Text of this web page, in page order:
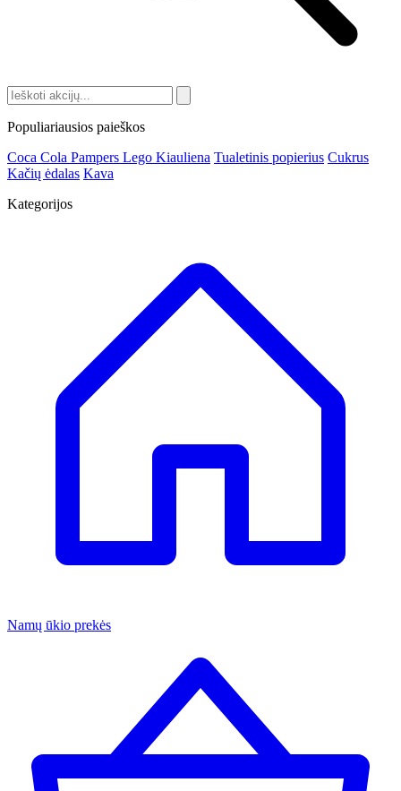
Populiariausios paieškos
Coca Cola Pampers Lego Kiauliena Tualetinis popierius Cukrus
Kačių ėdalas Kava
Kategorijos
Namų ūkio prekės